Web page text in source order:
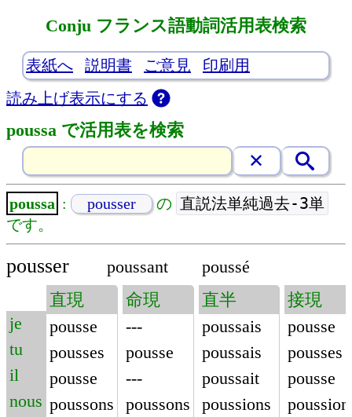
Conju フランス語動詞活用表検索
表紙へ 説明書 ご意見
印刷用
読み上げ表示にする
poussa で活用表を検索
poussa : pousser の 直説法単純過去-3単
です。
pousser poussant poussé
je
tu
il
nous
直現
pousse
pousses
pousse
poussons
命現
---
pousse
---
poussons
直半
poussais
poussais
poussait
poussions
接現
pousse
pousses
pousse